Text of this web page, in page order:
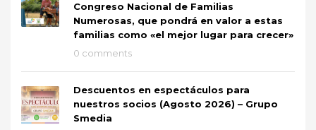
Congreso Nacional de Familias
Numerosas, que pondrá en valor a estas
familias como «el mejor lugar para crecer»
0 comments
Descuentos en espectáculos para
nuestros socios (Agosto 2026) – Grupo
Smedia